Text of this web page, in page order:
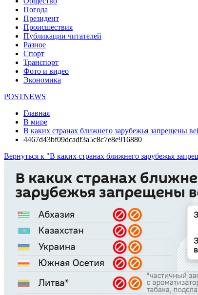
Погода
Президент
Происшествия
Публикации читателей
Разное
Спорт
Транспорт
Фото и видео
Экономика
POSTNEWS
Главная
В мире
В каких странах ближнего зарубежья запрещены
4467d43bf09dcadf3a5c8c7e8e916880
Вернуться к "В каких странах ближнего зарубежья